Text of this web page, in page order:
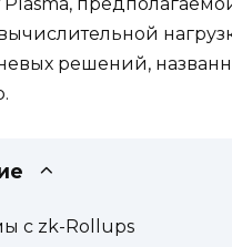
решений,
с zk-Rollups